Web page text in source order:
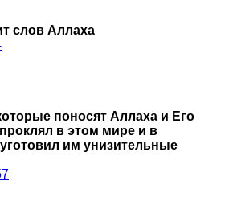
слов Аллаха
поносят Аллаха и Его
в этом мире и в
им унизительные